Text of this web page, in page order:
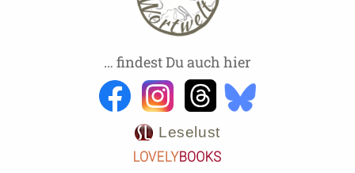
… findest Du auch hier
Leselust